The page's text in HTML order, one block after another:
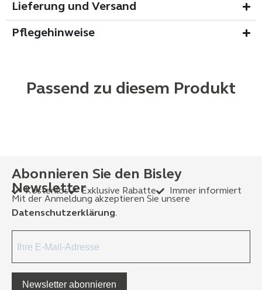
Lieferung und Versand
Pflegehinweise
Passend zu diesem Produkt
Abonnieren Sie den Bisley
Newsletter
Kostenlos Exklusive Rabatte
Immer informiert
Mit der Anmeldung akzeptieren Sie unsere
Datenschutzerklärung.
Newsletter abonnieren